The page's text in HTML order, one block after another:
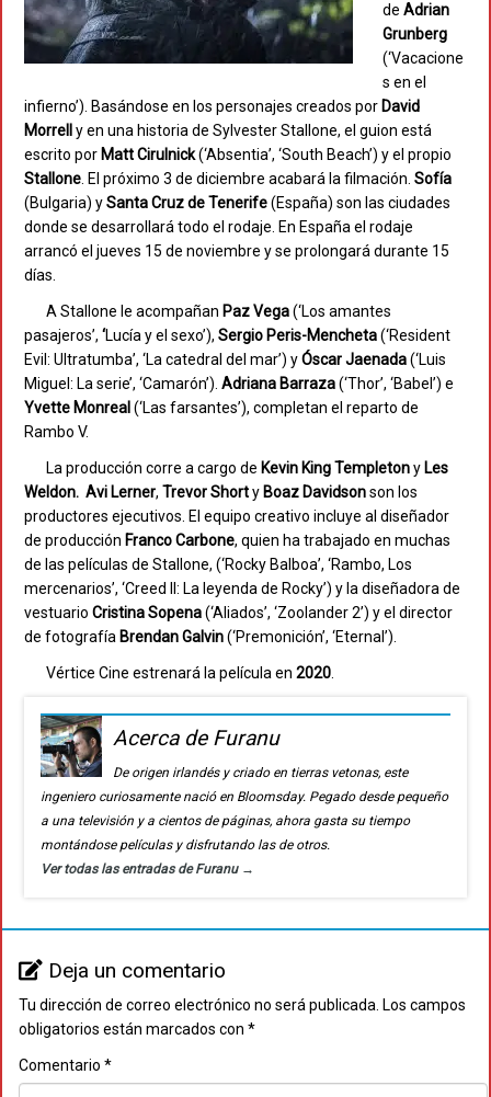
deAdrian
Grunberg
(‘Vacacione
s en el
infierno’). Basándose en los personajes creados por David
Morrell y en una historia de Sylvester Stallone, el guion está
escrito por Matt Cirulnick(‘Absentia’, ‘South Beach’) y el propio
Stallone. El próximo 3 de diciembre acabará la filmación. Sofía
(Bulgaria) ySanta Cruz de Tenerife(España) son las ciudades
donde se desarrollará todo el rodaje. En España el rodaje
arrancó el jueves 15 de noviembre y se prolongará durante 15
días.
A Stallone le acompañan Paz Vega(‘Los amantes
pasajeros’, ‘Lucía y el sexo’), Sergio Peris-Mencheta(‘Resident
Evil: UItratumba’, ‘La catedral del mar’) yÓscar Jaenada(‘Luis
Miguel: La serie’, ‘Camarón’). Adriana Barraza(‘Thor’, ‘Babel’) e
Yvette Monreal (‘Las farsantes’), completan el reparto de
Rambo V.
La producción corre a cargo de Kevin King Templetony Les
Weldon. Avi Lerner, Trevor Shorty Boaz Davidsonson los
productores ejecutivos. El equipo creativo incluye al diseñador
de producción Franco Carbone, quien ha trabajado en muchas
de las películas de Stallone, (‘Rocky Balboa’, ‘Rambo, Los
mercenarios’, ‘Creed II: La leyenda de Rocky’) y la diseñadora de
vestuario Cristina Sopena(‘Aliados’, ‘Zoolander 2’) y el director
de fotografía Brendan Galvin(‘Premonición’, ‘Eternal’).
Vértice Cine estrenará la película en 2020.
Acerca de Furanu
De origen irlandés y criado en tierras vetonas, este
ingeniero curiosamente nació en Bloomsday. Pegado desde pequeño
a una televisión y a cientos de páginas, ahora gasta su tiempo
montándose películas y disfrutando las de otros.
Ver todas las entradas de Furanu →
Deja un comentario
Tu dirección de correo electrónico no será publicada. Los campos
obligatorios están marcados con *
Comentario *